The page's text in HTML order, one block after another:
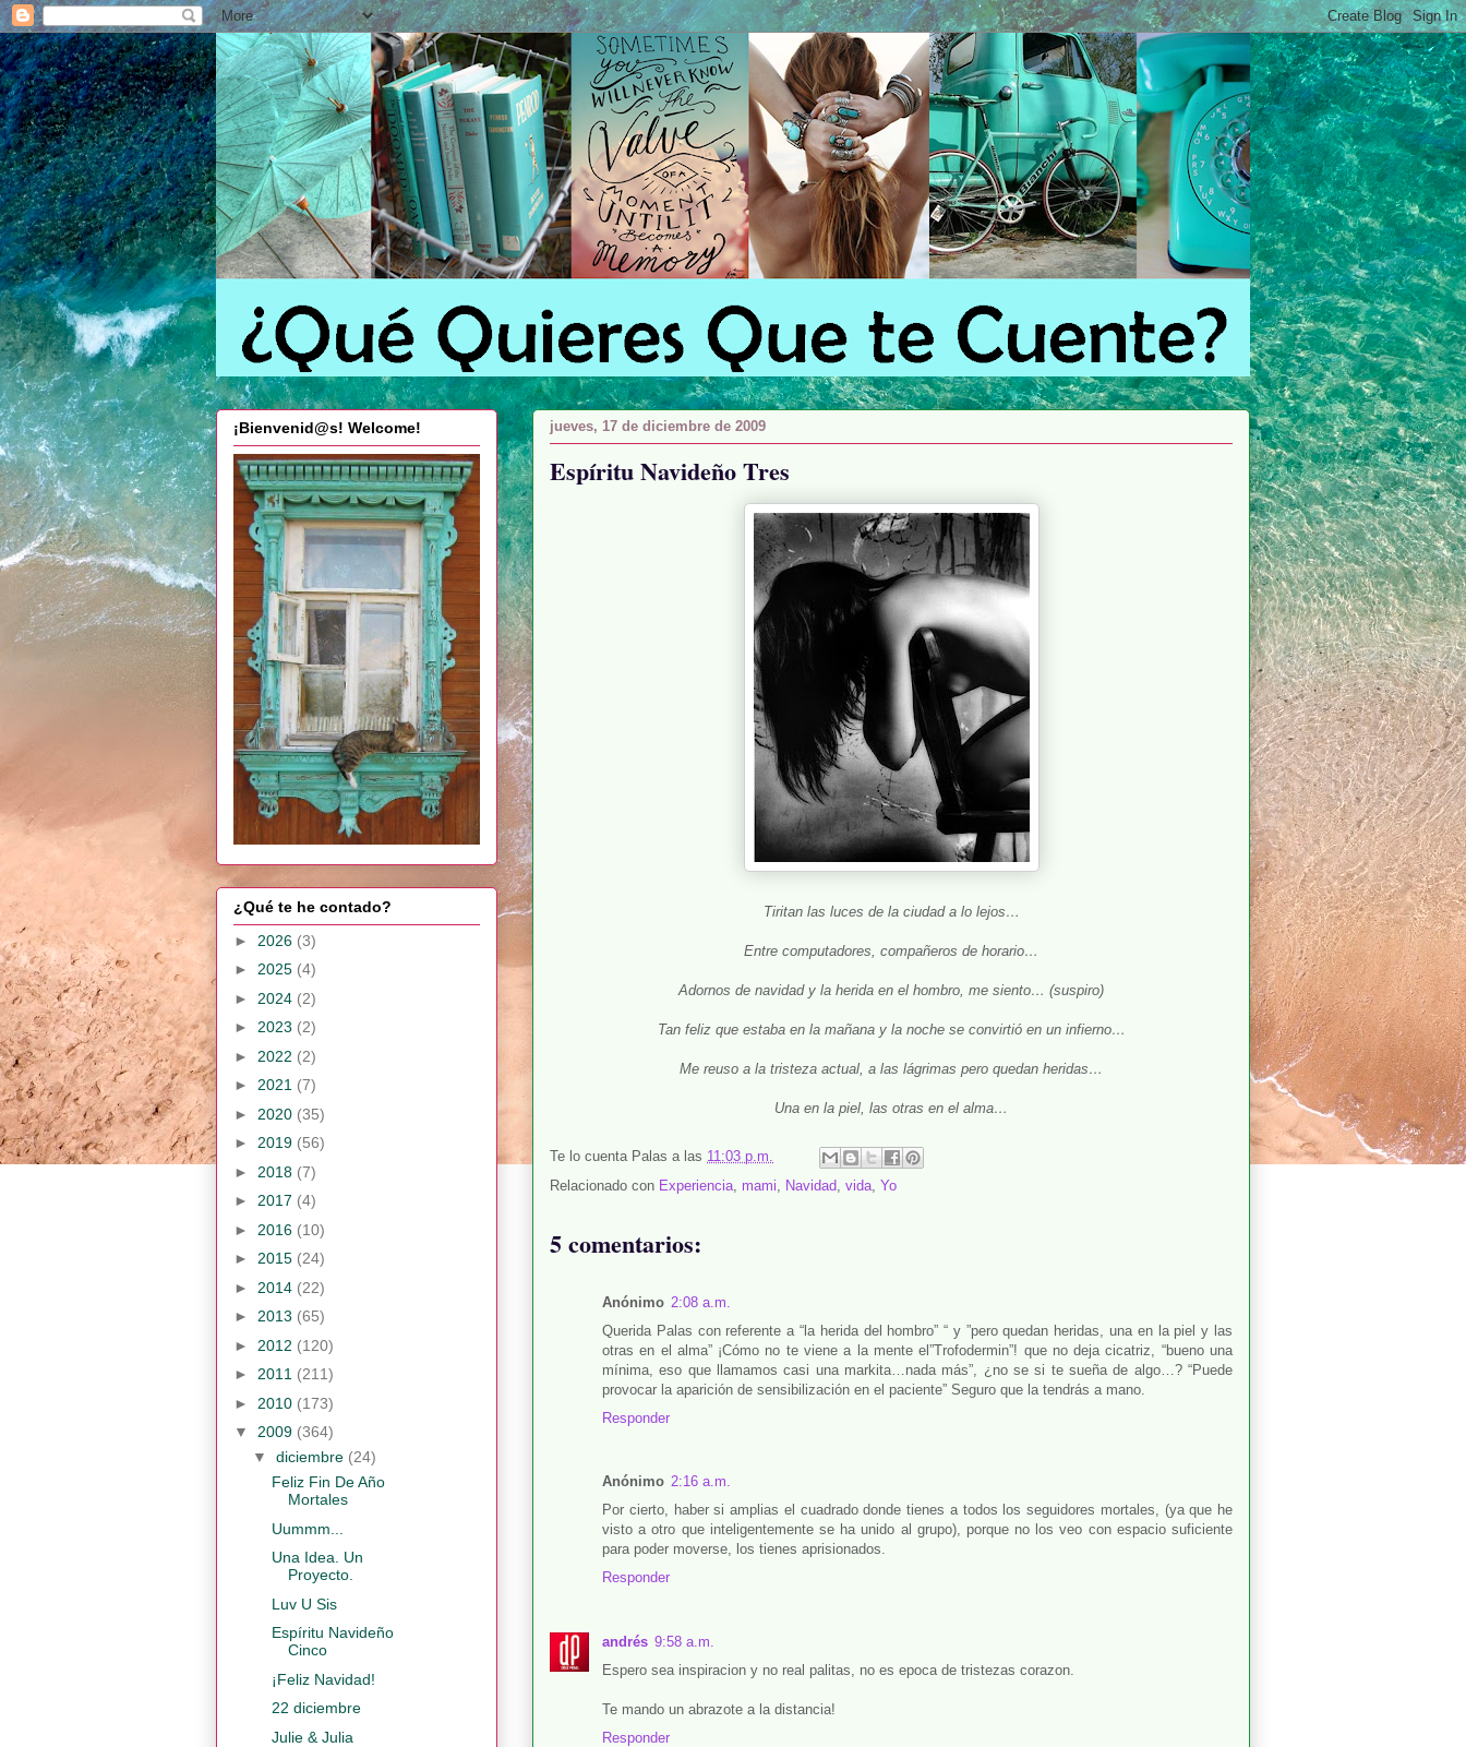
jueves, 17 de diciembre de 2009
Espíritu Navideño Tres
Tiritan las luces de la ciudad a lo lejos…
Entre computadores, compañeros de horario…
Adornos de navidad y la herida en el hombro, me siento… (suspiro)
Tan feliz que estaba en la mañana y la noche se convirtió en un infierno…
Me reuso a la tristeza actual, a las lágrimas pero quedan heridas…
Una en la piel, las otras en el alma…
Te lo cuenta Palas a las 11:03 p.m.
Relacionado con Experiencia, mami, Navidad, vida, Yo
5 comentarios:
Anónimo 2:08 a.m.
Querida Palas con referente a “la herida del hombro” “ y ”pero quedan heridas, una en la piel y las
otras en el alma” ¡Cómo no te viene a la mente el”Trofodermin”! que no deja cicatriz, “bueno una
mínima, eso que llamamos casi una markita…nada más”, ¿no se si te sueña de algo…? “Puede
provocar la aparición de sensibilización en el paciente” Seguro que la tendrás a mano.
Responder
Anónimo 2:16 a.m.
Por cierto, haber si amplias el cuadrado donde tienes a todos los seguidores mortales, (ya que he
visto a otro que inteligentemente se ha unido al grupo), porque no los veo con espacio suficiente
para poder moverse, los tienes aprisionados.
Responder
andrés 9:58 a.m.
Espero sea inspiracion y no real palitas, no es epoca de tristezas corazon.
Te mando un abrazote a la distancia!
Responder
¡Bienvenid@s! Welcome!
¿Qué te he contado?
► 2026 (3)
► 2025 (4)
► 2024 (2)
► 2023 (2)
► 2022 (2)
► 2021 (7)
► 2020 (35)
► 2019 (56)
► 2018 (7)
► 2017 (4)
► 2016 (10)
► 2015 (24)
► 2014 (22)
► 2013 (65)
► 2012 (120)
► 2011 (211)
► 2010 (173)
▼ 2009 (364)
▼ diciembre (24)
Feliz Fin De Año
Mortales
Uummm...
Una Idea. Un
Proyecto.
Luv U Sis
Espíritu Navideño
Cinco
¡Feliz Navidad!
22 diciembre
Julie & Julia